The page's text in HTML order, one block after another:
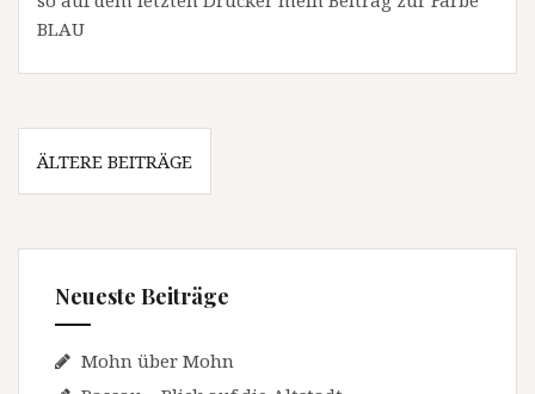
BLAU
Beitragsnavigation
ÄLTERE BEITRÄGE
Neueste Beiträge
Mohn über Mohn